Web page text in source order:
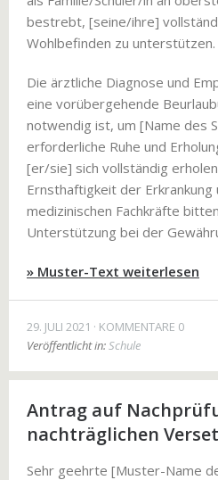
bestrebt, [seine/ihre]
Wohlbefinden zu unterstützen.
Die ärztliche Diagnose und
eine vorübergehende
notwendig ist, um [Name des
erforderliche Ruhe und
[er/sie] sich vollständig
Ernsthaftigkeit der
medizinischen Fachkräfte
Unterstützung bei der
» Muster-Text weiterlesen
29. JULI 2021
KOMMENTARE 0
Veröffentlicht in:Schule
Antrag auf
nachträglichen
Sehr geehrte [Muster-Name